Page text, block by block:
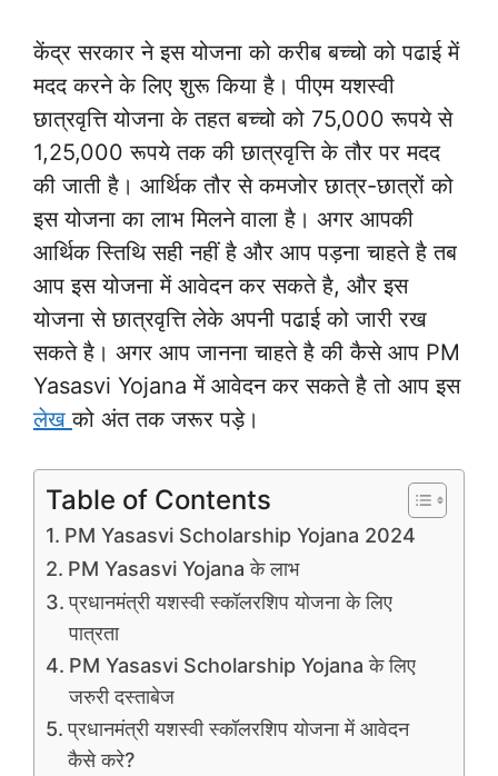
केंद्र सरकार ने इस योजना को करीब बच्चो को पढाई में
मदद करने के लिए शुरू किया है। पीएम यशस्वी
छात्रवृत्ति योजना के तहत बच्चो को 75,000 रूपये से
1,25,000 रूपये तक की छात्रवृत्ति के तौर पर मदद
की जाती है। आर्थिक तौर से कमजोर छात्र-छात्रों को
इस योजना का लाभ मिलने वाला है। अगर आपकी
आर्थिक स्तिथि सही नहीं है और आप पड़ना चाहते है तब
आप इस योजना में आवेदन कर सकते है, और इस
योजना से छात्रवृत्ति लेके अपनी पढाई को जारी रख
सकते है। अगर आप जानना चाहते है की कैसे आप PM
Yasasvi Yojana में आवेदन कर सकते है तो आप इस
लेखको अंत तक जरूर पड़े।
Table of Contents
PM Yasasvi Scholarship Yojana 2024
PM Yasasvi Yojana के लाभ
प्रधानमंत्री यशस्वी स्कॉलरशिप योजना के लिए
पात्रता
PM Yasasvi Scholarship Yojana के लिए
जरुरी दस्ताबेज
प्रधानमंत्री यशस्वी स्कॉलरशिप योजना में आवेदन
कैसे करे?